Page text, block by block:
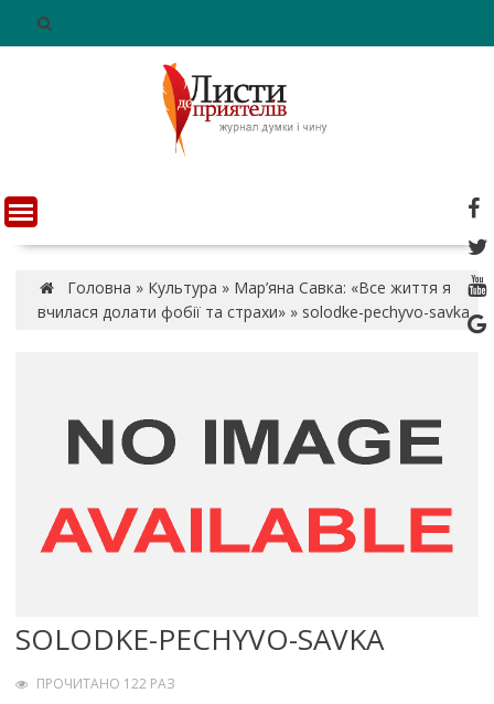
n
t
Головна » Культура » Мар’яна Савка: «Все життя я
вчилася долати фобії та страхи» » solodke-pechyvo-savka
SOLODKE-PECHYVO-SAVKA
ПРОЧИТАНО 122 РАЗ